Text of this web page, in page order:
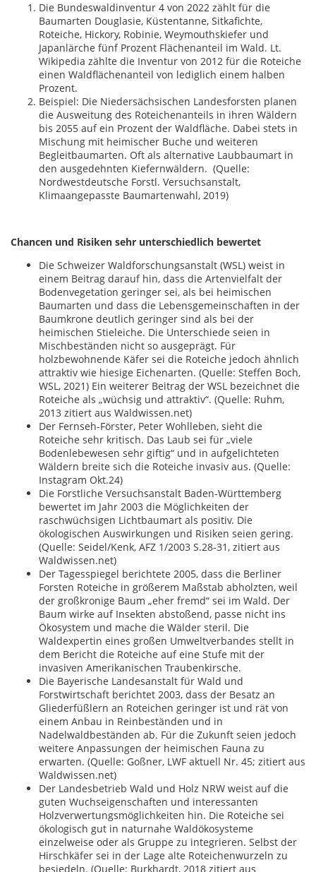
Die Bundeswaldinventur 4 von 2022 zählt für die
Baumarten Douglasie, Küstentanne, Sitkafichte,
Roteiche, Hickory, Robinie, Weymouthskiefer und
Japanlärche fünf Prozent Flächenanteil im Wald. Lt.
Wikipedia zählte die Inventur von 2012 für die Roteiche
einen Waldflächenanteil von lediglich einem halben
Prozent.
Beispiel: Die Niedersächsischen Landesforsten planen
die Ausweitung des Roteichenanteils in ihren Wäldern
bis 2055 auf ein Prozent der Waldfläche. Dabei stets in
Mischung mit heimischer Buche und weiteren
Begleitbaumarten. Oft als alternative Laubbaumart in
den ausgedehnten Kiefernwäldern. (Quelle:
Nordwestdeutsche Forstl. Versuchsanstalt,
Klimaangepasste Baumartenwahl, 2019)
Chancen und Risiken sehr unterschiedlich bewertet
Die Schweizer Waldforschungsanstalt (WSL) weist in
einem Beitrag darauf hin, dass die Artenvielfalt der
Bodenvegetation geringer sei, als bei heimischen
Baumarten und dass die Lebensgemeinschaften in der
Baumkrone deutlich geringer sind als bei der
heimischen Stieleiche. Die Unterschiede seien in
Mischbeständen nicht so ausgeprägt. Für
holzbewohnende Käfer sei die Roteiche jedoch ähnlich
attraktiv wie hiesige Eichenarten. (Quelle: Steffen Boch,
WSL, 2021) Ein weiterer Beitrag der WSL bezeichnet die
Roteiche als „wüchsig und attraktiv“. (Quelle: Ruhm,
2013 zitiert aus Waldwissen.net)
Der Fernseh-Förster, Peter Wohlleben, sieht die
Roteiche sehr kritisch. Das Laub sei für „viele
Bodenlebewesen sehr giftig“ und in aufgelichteten
Wäldern breite sich die Roteiche invasiv aus. (Quelle:
Instagram Okt.24)
Die Forstliche Versuchsanstalt Baden-Württemberg
bewertet im Jahr 2003 die Möglichkeiten der
raschwüchsigen Lichtbaumart als positiv. Die
ökologischen Auswirkungen und Risiken seien gering.
(Quelle: Seidel/Kenk, AFZ 1/2003 S.28-31, zitiert aus
Waldwissen.net)
Der Tagesspiegel berichtete 2005, dass die Berliner
Forsten Roteiche in größerem Maßstab abholzten, weil
der großkronige Baum „eher fremd“ sei im Wald. Der
Baum wirke auf Insekten abstoßend, passe nicht ins
Ökosystem und mache die Wälder steril. Die
Waldexpertin eines großen Umweltverbandes stellt in
dem Bericht die Roteiche auf eine Stufe mit der
invasiven Amerikanischen Traubenkirsche.
Die Bayerische Landesanstalt für Wald und
Forstwirtschaft berichtet 2003, dass der Besatz an
Gliederfüßlern an Roteichen geringer ist und rät von
einem Anbau in Reinbeständen und in
Nadelwaldbeständen ab. Für die Zukunft seien jedoch
weitere Anpassungen der heimischen Fauna zu
erwarten. (Quelle: Goßner, LWF aktuell Nr. 45; zitiert aus
Waldwissen.net)
Der Landesbetrieb Wald und Holz NRW weist auf die
guten Wuchseigenschaften und interessanten
Holzverwertungsmöglichkeiten hin. Die Roteiche sei
ökologisch gut in naturnahe Waldökosysteme
einzelweise oder als Gruppe zu integrieren. Selbst der
Hirschkäfer sei in der Lage alte Roteichenwurzeln zu
besiedeln. (Quelle: Burkhardt, 2018 zitiert aus